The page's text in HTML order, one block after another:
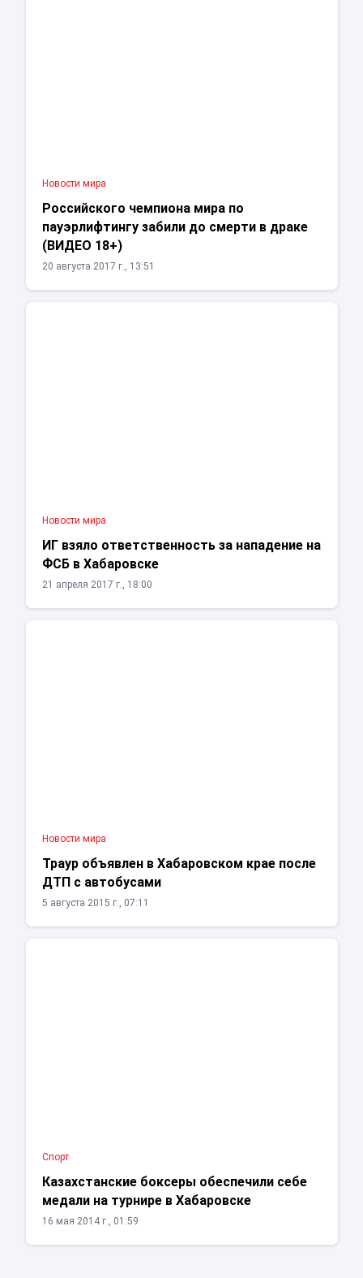
Новости мира
Российского чемпиона мира по
пауэрлифтингу забили до смерти в драке
(ВИДЕО 18+)
20 августа 2017 г., 13:51
Новости мира
ИГ взяло ответственность за нападение на
ФСБ в Хабаровске
21 апреля 2017 г., 18:00
Новости мира
Траур объявлен в Хабаровском крае после
ДТП с автобусами
5 августа 2015 г., 07:11
Спорт
Казахстанские боксеры обеспечили себе
медали на турнире в Хабаровске
16 мая 2014 г., 01:59